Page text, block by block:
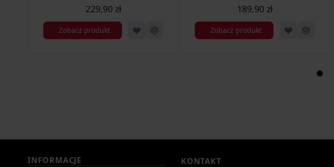
229,90 zł
Zobacz produkt
189,90 zł
Zobacz produkt
INFORMACJE
KONTAKT